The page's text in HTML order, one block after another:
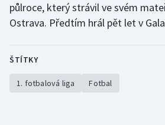
Házená
půlroce, který strávil ve svém
Ostrava. Předtím hrál pět let v
ŠTÍTKY
1. fotbalová liga Fotbal